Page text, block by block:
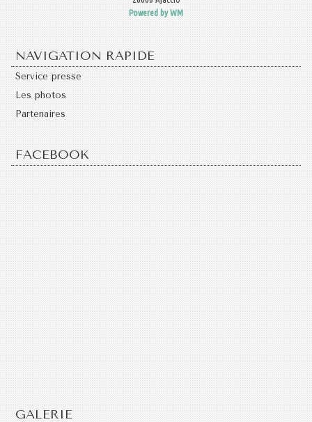
Powered by WM
NAVIGATION RAPIDE
Service presse
Les photos
Partenaires
FACEBOOK
GALERIE